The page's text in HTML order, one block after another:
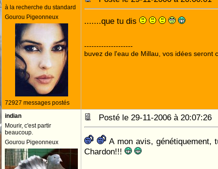
à la recherche du standard
Gourou Pigeonneux
72927 messages postés
.......que tu dis
--------------------
buvez de l'eau de Millau, vos idées seront
indian
Mourir, c'est partir
beaucoup.
Gourou Pigeonneux
Posté le 29-11-2006 à
A mon avis, génétiquement,
Chardon!!!